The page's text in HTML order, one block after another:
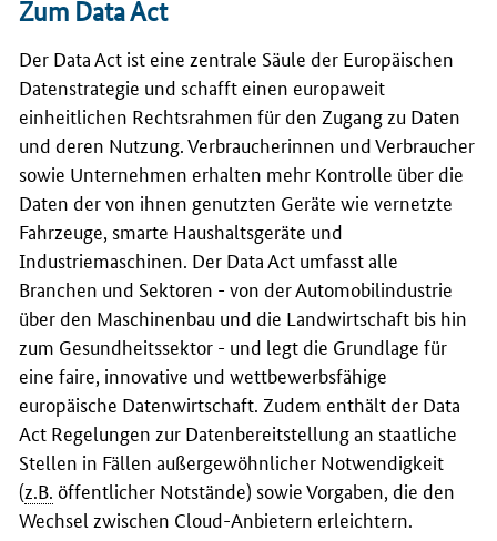
Zum Data Act
Der Data Act ist eine zentrale Säule der Europäischen
Datenstrategie und schafft einen europaweit
einheitlichen Rechtsrahmen für den Zugang zu Daten
und deren Nutzung. Verbraucherinnen und Verbraucher
sowie Unternehmen erhalten mehr Kontrolle über die
Daten der von ihnen genutzten Geräte wie vernetzte
Fahrzeuge, smarte Haushaltsgeräte und
Industriemaschinen. Der Data Act umfasst alle
Branchen und Sektoren - von der Automobilindustrie
über den Maschinenbau und die Landwirtschaft bis hin
zum Gesundheitssektor - und legt die Grundlage für
eine faire, innovative und wettbewerbsfähige
europäische Datenwirtschaft. Zudem enthält der Data
Act Regelungen zur Datenbereitstellung an staatliche
Stellen in Fällen außergewöhnlicher Notwendigkeit
(z.B. öffentlicher Notstände) sowie Vorgaben, die den
Wechsel zwischen Cloud-Anbietern erleichtern.